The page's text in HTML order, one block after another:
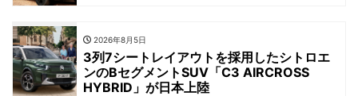
2026年8月5日
3列7シートレイアウトを採用したシトロエ
ンのBセグメントSUV「C3 AIRCROSS
HYBRID」が日本上陸